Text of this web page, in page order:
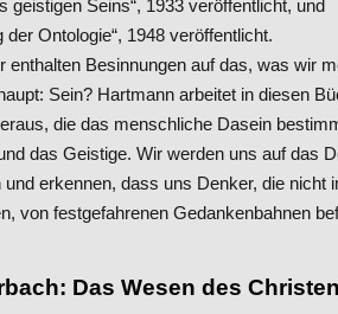
geistigen Seins“, 1933 veröffentlicht, und
der Ontologie“, 1948 veröffentlicht.
enthalten Besinnungen auf das, was wir
Sein? Hartmann arbeitet in diesen
die das menschliche Dasein
das Geistige. Wir werden uns auf das
erkennen, dass uns Denker, die nicht
von festgefahrenen Gedankenbahnen
Das Wesen des